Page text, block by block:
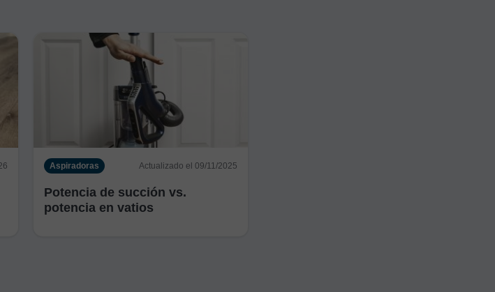
Aspiradoras Actualizado el 09/11/2025
Potencia de succión vs.
potencia en vatios